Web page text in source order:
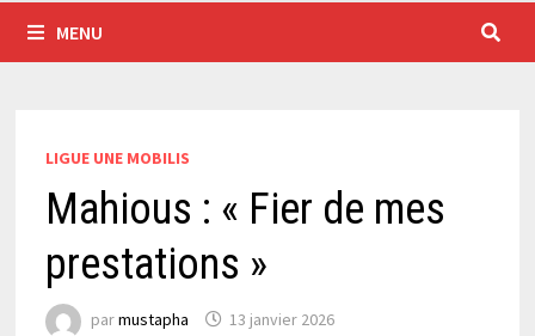
MENU
LIGUE UNE MOBILIS
Mahious : « Fier de mes
prestations »
parmustapha 13 janvier 2026